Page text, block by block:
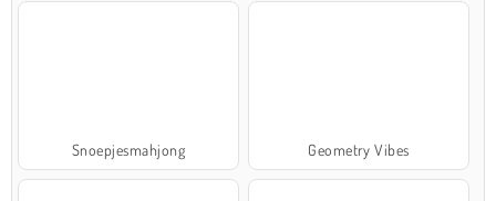
Snoepjesmahjong Geometry Vibes